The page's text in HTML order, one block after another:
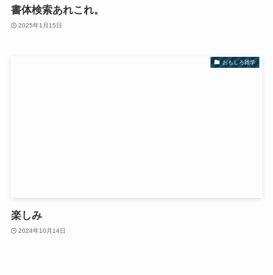
書体検索あれこれ。
2025年1月15日
おもしろ雑学
楽しみ
2024年10月14日